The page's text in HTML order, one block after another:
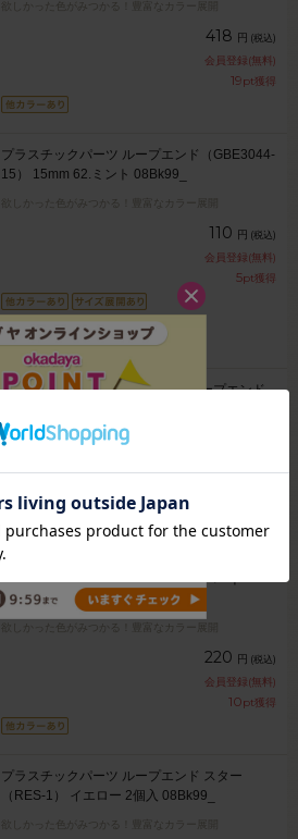
欲しかった色がみつかる！豊富なカラー展開
418 円 (税込)
会員登録(無料)
19pt獲得
プラスチックパーツ ループエンド（GBE3044-
15） 15mm 62.ミント 08Bk99_
欲しかった色がみつかる！豊富なカラー展開
110 円 (税込)
会員登録(無料)
5pt獲得
2件
プラスチックパーツ ホログラムループエンド
08Bk99_
プラスチックパーツ ループエンド ハート
（REH-2） ピンク 2個入 99Zz99_
欲しかった色がみつかる！豊富なカラー展開
220 円 (税込)
会員登録(無料)
10pt獲得
プラスチックパーツ ループエンド スター
（RES-1） イエロー 2個入 08Bk99_
欲しかった色がみつかる！豊富なカラー展開